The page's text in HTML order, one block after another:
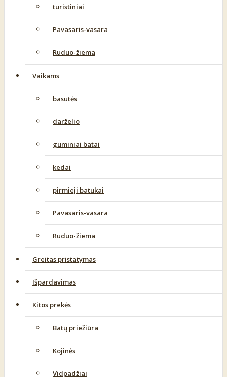
turistiniai
Pavasaris-vasara
Ruduo-žiema
Vaikams
basutės
darželio
guminiai batai
kedai
pirmieji batukai
Pavasaris-vasara
Ruduo-žiema
Greitas pristatymas
Išpardavimas
Kitos prekės
Batų priežiūra
Kojinės
Vidpadžiai